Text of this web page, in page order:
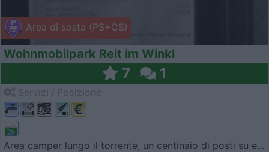
Area di sosta (PS+CS)
Wohnmobilpark Reit im Winkl
7 1
Area camper lungo il torrente, un centinaio di posti su e...